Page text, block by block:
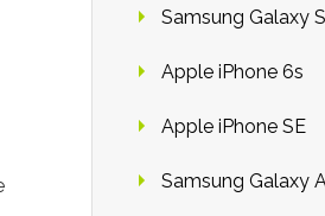
Samsung Galaxy
Apple iPhone 6s
Apple iPhone SE
Samsung Galaxy